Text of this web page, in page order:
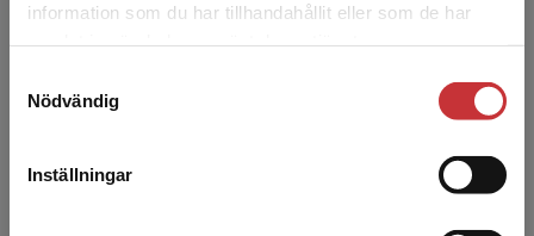
information som du har tillhandahållit eller som de har
Nödvändig
Inställningar
Det verkar som att du besöker
studentlitteratur.se via en enhet utanför Sverige.
Vi erbjuder inte leveranser utanför Sverige. För
att kunna slutföra ett köp måste
Marie Sallnäs är professor i socialt arbete vid
Stockholms universitet. Hon forskar och
bemärkelse. Speciellt ...